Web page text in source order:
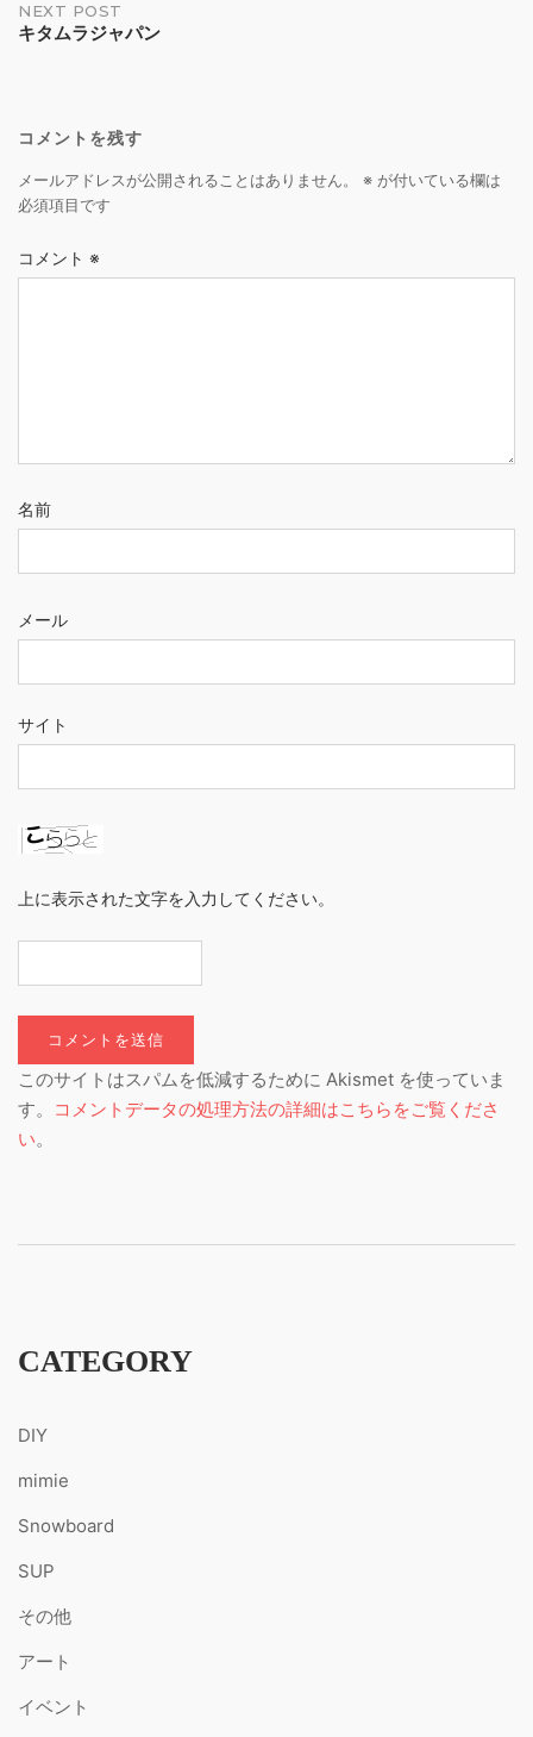
NEXT POST
キタムラジャパン
コメントを残す
メールアドレスが公開されることはありません。 ※ が付いている欄は
必須項目です
コメント ※
名前
メール
サイト
上に表示された文字を入力してください。
このサイトはスパムを低減するために Akismet を使っていま
す。
コメントデータの処理方法の詳細はこちらをご覧くださ
い。
CATEGORY
DIY
mimie
Snowboard
SUP
その他
アート
イベント